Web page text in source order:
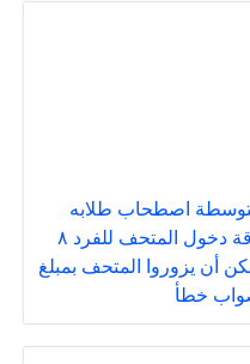
اصطحاب طلابه
لزيارة متحف، فإذا كان سعر بطاقة دخول المتحف للفرد ٨
أن يزوروا المتحف بمبلغ